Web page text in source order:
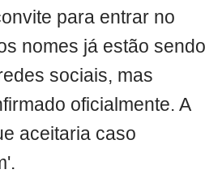
para entrar no
nomes já estão sendo
sociais, mas
oficialmente. A
aceitaria caso